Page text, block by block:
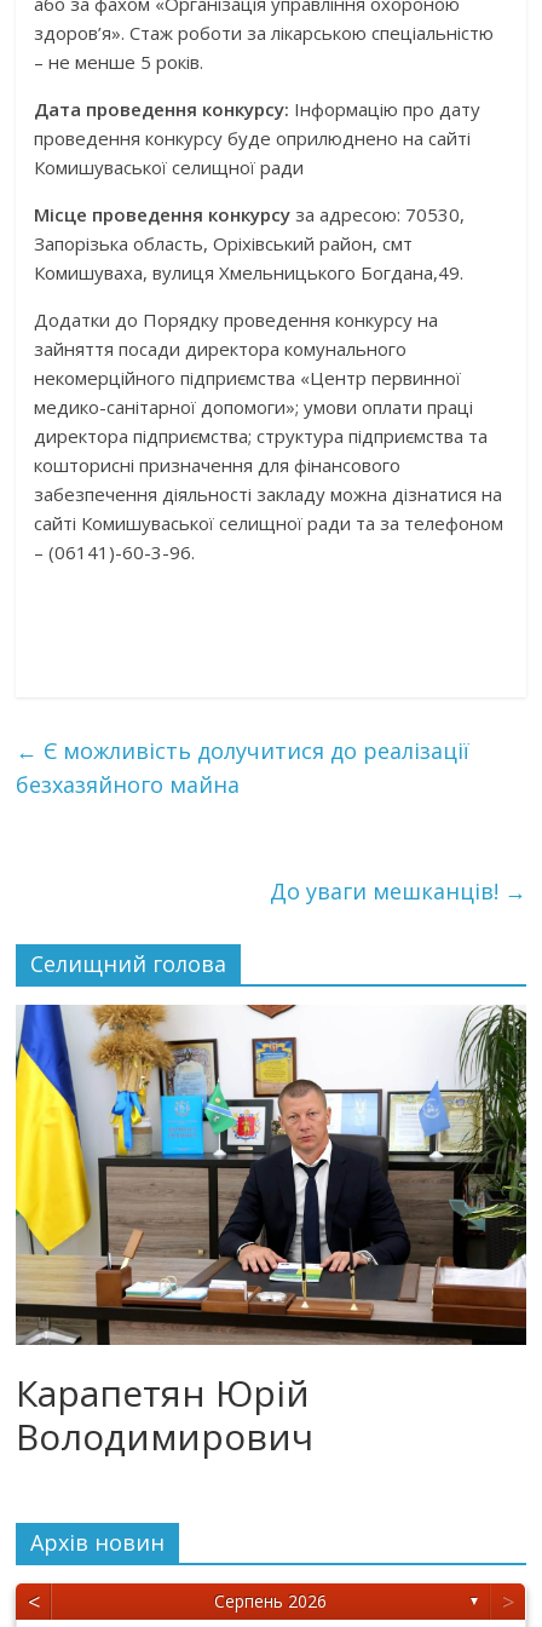
здоров’я». Стаж роботи за лікарською спеціальністю
– не менше 5 років.
Дата проведення конкурсу: Інформацію про дату
проведення конкурсу буде оприлюднено на сайті
Комишуваської селищної ради
Місце проведення конкурсу за адресою: 70530,
Запорізька область, Оріхівський район, смт
Комишуваха, вулиця Хмельницького Богдана,49.
Додатки до Порядку проведення конкурсу на
зайняття посади директора комунального
некомерційного підприємства «Центр первинної
медико-санітарної допомоги»; умови оплати праці
директора підприємства; структура підприємства та
кошторисні призначення для фінансового
забезпечення діяльності закладу можна дізнатися на
сайті Комишуваської селищної ради та за телефоном
– (06141)-60-3-96.
← Є можливість долучитися до реалізації
безхазяйного майна
До уваги мешканців! →
Селищний голова
Карапетян Юрій
Володимирович
Архiв новин
< Серпень 2026 ▼ >